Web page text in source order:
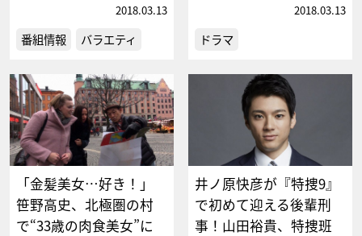
2018.03.13
番組情報 バラエティ
2018.03.13
ドラマ
「金髪美女…好き！」
笹野高史、北極圏の村
で“33歳の肉食美女”に
井ノ原快彦が『特捜9』
で初めて迎える後輩刑
事！山田裕貴、特捜班